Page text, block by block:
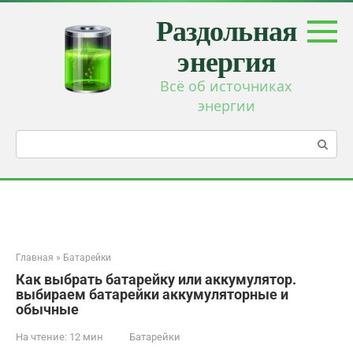
Перейти
Раздольная
энергия
Всё об источниках
энергии
Главная » Батарейки
Как выбрать батарейку или аккумулятор.
выбираем батарейки аккумуляторные и
обычные
На чтение: 12 мин Батарейки